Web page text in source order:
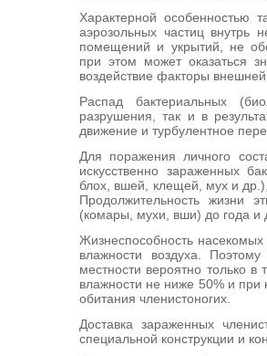
Характерной особенностью
аэрозольных частиц внутрь
помещений и укрытий, не
при этом может оказаться
воздействие факторы
Распад бактериальных
разрушения, так и в
движение и турбулентное
Для поражения личного
искусственно зараженных
блох, вшей, клещей, мух и
Продолжительность жизни
(комары, мухи, вши) до года и
Жизнеспособность
влажности воз­духа.
местности вероятно только
влажности не ниже 50% и
обита­ния членистоногих.
Доставка зараженных
специальной кон­струкции и